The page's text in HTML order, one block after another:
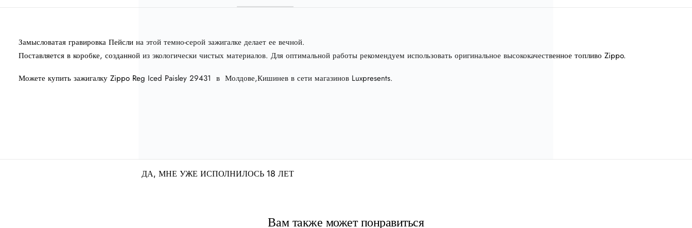
Замысловатая гравировка Пейсли на этой темно-серой зажигалке делает ее вечной.
Поставляется в коробке, созданной из экологически чистых материалов. Для оптимальной работы рекомендуем использовать оригинальное высококачественное топливо Zippo.
Можете купить зажигалку Zippo Reg Iced Paisley 29431 в Молдове,Кишинев в сети магазинов Luxpresents.
Вам также может понравиться
ДА, МНЕ УЖЕ ИСПОЛНИЛОСЬ 18 ЛЕТ